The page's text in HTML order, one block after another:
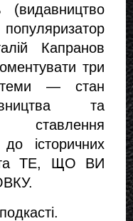
(видавництво
Капранов
три
— стан
та
ставлення
до історичних
та ТЕ, ЩО ВИ